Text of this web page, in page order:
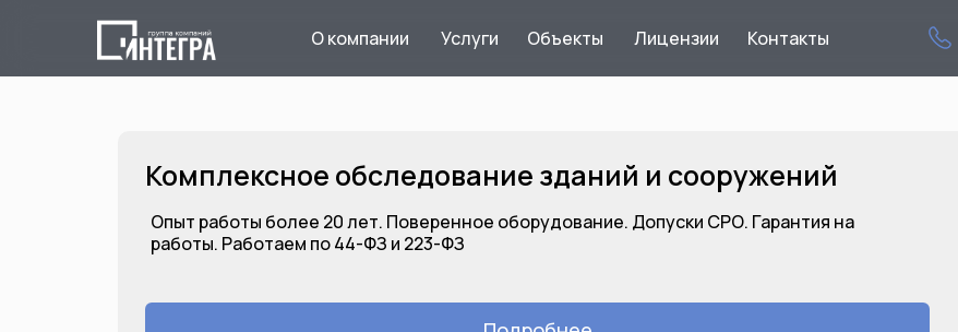
О компании Услуги Объекты Лицензии Контакты
Комплексное обследование зданий и сооружений
Опыт работы более 20 лет. Поверенное оборудование. Допуски СРО. Гарантия на
работы. Работаем по 44-ФЗ и 223-ФЗ